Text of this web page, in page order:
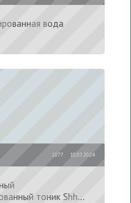
вода
10.07.2024
1077
тоник Shh...